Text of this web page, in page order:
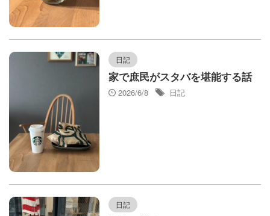
日記
家で庶民がスタバを堪能する話
2026/6/8
日記
日記